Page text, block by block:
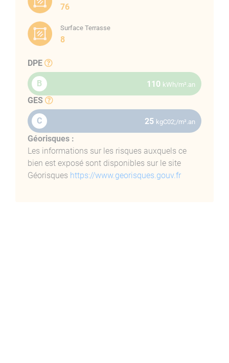
Les prestations :
Interphone, ascenseur, chaudière gaz, menuiseries alu
double vitrage, volets roulants électriques, carrelage,
marbre, faïence, placards, papier peint et climatisations
dans toutes les pièces.
76
Surface Terrasse
8
DPE
B 110 kWh/m².an
GES
C 25 kgC02;/m².an
Géorisques :
Les informations sur les risques auxquels ce
bien est exposé sont disponibles sur le site
Géorisques https://www.georisques.gouv.fr